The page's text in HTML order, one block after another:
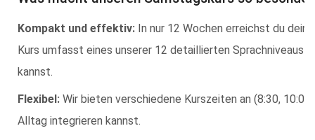
Kompakt und effektiv: In nur 12 Wochen erreichst du dein
Kurs umfasst eines unserer 12 detaillierten Sprachniveaus
kannst.
Flexibel: Wir bieten verschiedene Kurszeiten an (8:30,
Alltag integrieren kannst.